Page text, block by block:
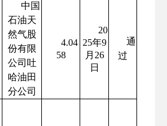
中国
石油天
然气股
份有限
公司吐
哈油田
分公司
4.04
58
20
25年9
月26
日
通
过